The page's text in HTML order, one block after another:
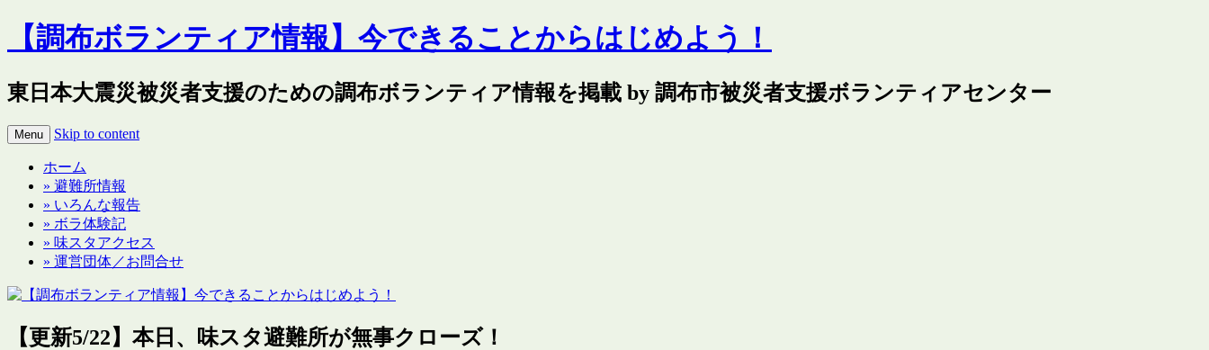
【調布ボランティア情報】今できることからはじめよう！
東日本大震災被災者支援のための調布ボランティア情報を掲載 by 調布市被災者支援ボランティアセンター
Menu Skip to content
ホーム
» 避難所情報
» いろんな報告
» ボラ体験記
» 味スタアクセス
» 運営団体／お問合せ
【更新5/22】本日、味スタ避難所が無事クローズ！